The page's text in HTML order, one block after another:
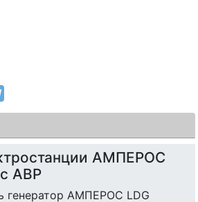
АМПЕРОС
АВР
генератор АМПЕРОС LDG